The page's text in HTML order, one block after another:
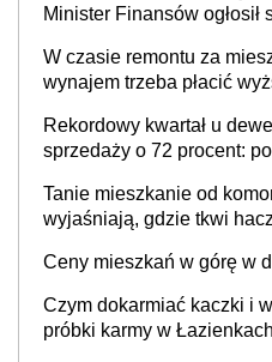
Minister Finansów ogłosił
W czasie remontu za
wynajem trzeba płacić
Rekordowy kwartał u
sprzedaży o 72 procent:
Tanie mieszkanie od
wyjaśniają, gdzie tkwi
Ceny mieszkań w górę w
Czym dokarmiać kaczki i
próbki karmy w